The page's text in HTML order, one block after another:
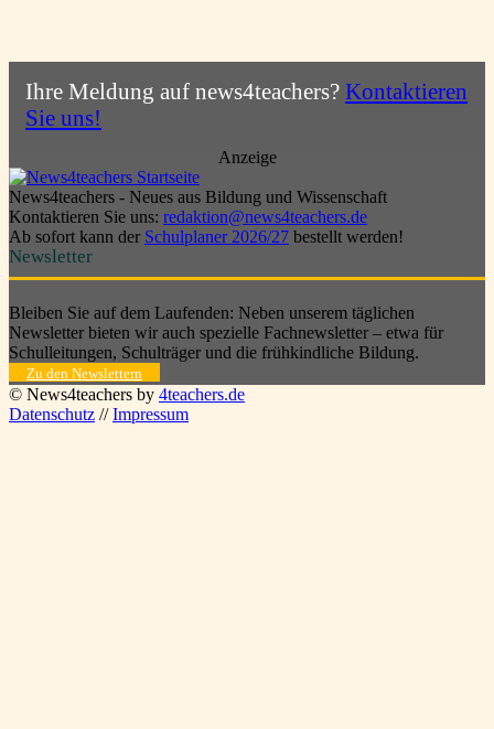
Ihre Meldung auf news4teachers? Kontaktieren
Sie uns!
Anzeige
News4teachers - Neues aus Bildung und Wissenschaft
Kontaktieren Sie uns: redaktion@news4teachers.de
Ab sofort kann der Schulplaner 2026/27 bestellt werden!
Newsletter
Bleiben Sie auf dem Laufenden: Neben unserem täglichen
Newsletter bieten wir auch spezielle Fachnewsletter – etwa für
Schulleitungen, Schulträger und die frühkindliche Bildung.
Zu den Newslettern
© News4teachers by 4teachers.de
Datenschutz //Impressum